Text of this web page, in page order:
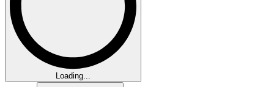
Loading...